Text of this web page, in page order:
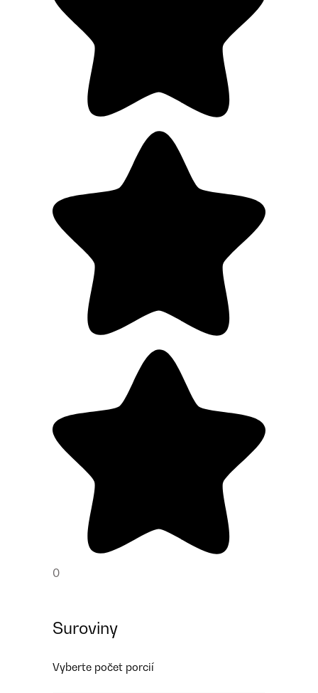
0
Suroviny
Vyberte počet porcií